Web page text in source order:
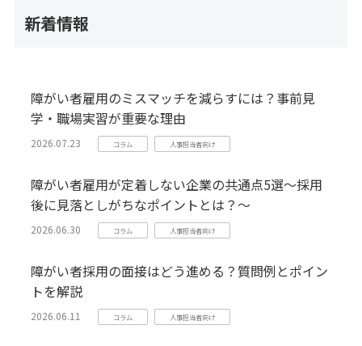
新着情報
障がい者雇用のミスマッチを減らすには？事前見
学・職場実習が重要な理由
2026.07.23 コラム 人事担当者向け
障がい者雇用が定着しない企業の共通点5選～採用
後に見落としがちなポイントとは？～
2026.06.30 コラム 人事担当者向け
障がい者採用の面接はどう進める？質問例とポイン
トを解説
2026.06.11 コラム 人事担当者向け